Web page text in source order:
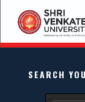
SEARCH